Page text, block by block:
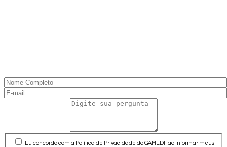
Eu concordo com a Política de Privacidade do GAMEDII ao informar meus